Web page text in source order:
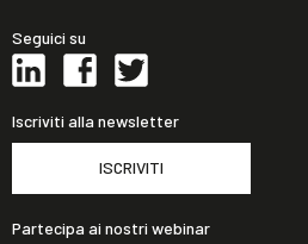
Seguici su
Iscriviti alla newsletter
ISCRIVITI
Partecipa ai nostri webinar